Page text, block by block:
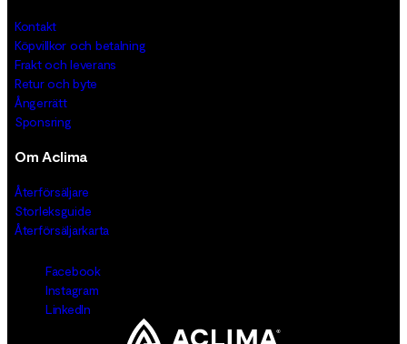
Kontakt
Köpvillkor och betalning
Frakt och leverans
Retur och byte
Ångerrätt
Sponsring
Om Aclima
Återförsäljare
Storleksguide
Återförsäljarkarta
Facebook
Instagram
LinkedIn